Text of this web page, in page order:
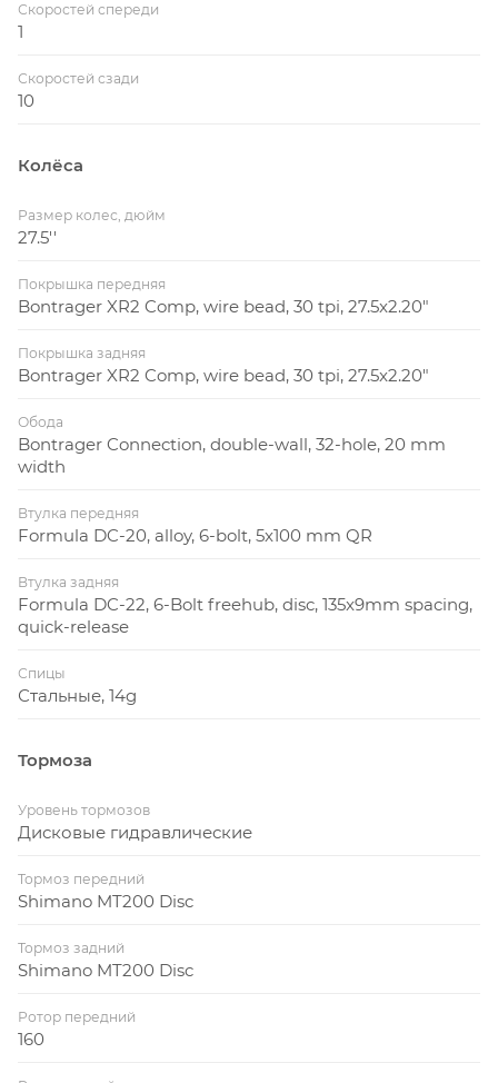
Скоростей спереди
1
Скоростей сзади
10
Колёса
Размер колес, дюйм
27.5''
Покрышка передняя
Bontrager XR2 Comp, wire bead, 30 tpi, 27.5x2.20"
Покрышка задняя
Bontrager XR2 Comp, wire bead, 30 tpi, 27.5x2.20"
Обода
Bontrager Connection, double-wall, 32-hole, 20 mm
width
Втулка передняя
Formula DC-20, alloy, 6-bolt, 5x100 mm QR
Втулка задняя
Formula DC-22, 6-Bolt freehub, disc, 135x9mm spacing,
quick-release
Спицы
Стальные, 14g
Тормоза
Уровень тормозов
Дисковые гидравлические
Тормоз передний
Shimano MT200 Disc
Тормоз задний
Shimano MT200 Disc
Ротор передний
160